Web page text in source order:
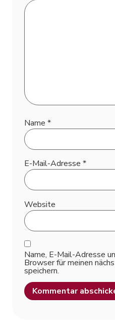
Name *
E-Mail-Adresse *
Website
Name, E-Mail-Adresse
Browser für meinen
speichern.